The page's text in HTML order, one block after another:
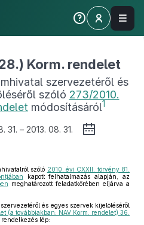
Korm. rendelet
szervezetéről és
szóló 273/2010.
módosításáról1
31. – 2013. 08. 31.
szóló 2010. évi CXXII. törvény 81.
kapott felhatalmazás alapján, az
meghatározott feladatkörében eljárva a
és egyes szervek kijelöléséről
(a továbbiakban: NAV Korm. rendelet) 36.
lép: